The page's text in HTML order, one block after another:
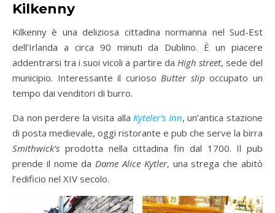
Kilkenny
Kilkenny è una deliziosa cittadina normanna nel Sud-Est
dell’Irlanda a circa 90 minuti da Dublino. È un piacere
addentrarsi tra i suoi vicoli a partire da High street, sede del
municipio. Interessante il curiosoButter slip occupato un
tempo dai venditori di burro.
Da non perdere la visita allaKyteler’s Inn, un’antica stazione
di posta medievale, oggi ristorante e pub che serve la birra
Smithwick’s prodotta nella cittadina fin dal 1700. Il pub
prende il nome daDame Alice Kytler, una strega che abitò
l’edificio nel XIV secolo.